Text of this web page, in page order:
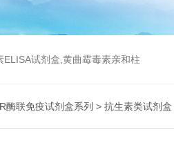
试剂盒,黄曲霉毒素亲和柱
酶联免疫试剂盒系列 > 抗生素类试剂盒